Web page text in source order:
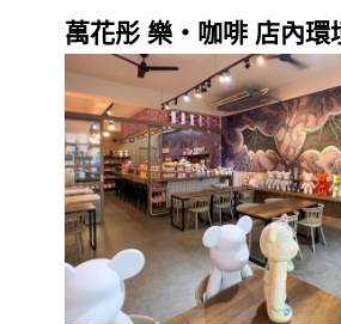
萬花彤 樂・咖啡 店內環